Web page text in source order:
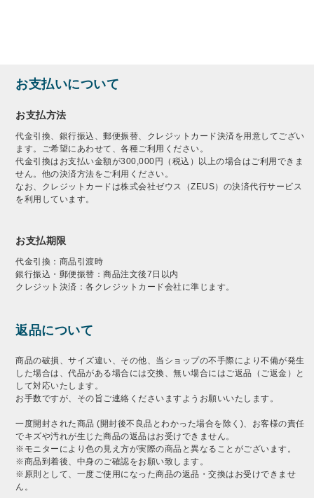
お支払いについて
お支払方法
代金引換、銀行振込、郵便振替、クレジットカード決済を用意してござい
ます。ご希望にあわせて、各種ご利用ください。
代金引換はお支払い金額が300,000円（税込）以上の場合はご利用できま
せん。他の決済方法をご利用ください。
なお、クレジットカードは株式会社ゼウス（ZEUS）の決済代行サービス
を利用しています。
お支払期限
代金引換：商品引渡時
銀行振込・郵便振替：商品注文後7日以内
クレジット決済：各クレジットカード会社に準じます。
返品について
商品の破損、サイズ違い、その他、当ショップの不手際により不備が発生
した場合は、代品がある場合には交換、無い場合にはご返品（ご返金）と
して対応いたします。
お手数ですが、その旨ご連絡くださいますようお願いいたします。
一度開封された商品 (開封後不良品とわかった場合を除く)、お客様の責任
でキズや汚れが生じた商品の返品はお受けできません。
※モニターにより色の見え方が実際の商品と異なることがございます。
※商品到着後、中身のご確認をお願い致します。
※原則として、一度ご使用になった商品の返品・交換はお受けできませ
ん。